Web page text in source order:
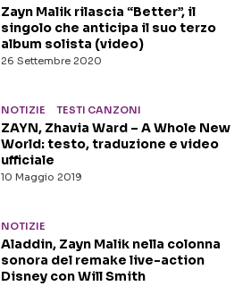
26 Settembre 2020
Zayn Malik rilascia “Better”, il
singolo che anticipa il suo terzo
album solista (video)
NOTIZIE TESTI CANZONI
10 Maggio 2019
ZAYN, Zhavia Ward – A Whole New
World: testo, traduzione e video
ufficiale
NOTIZIE
Aladdin, Zayn Malik nella colonna
sonora del remake live-action
Disney con Will Smith